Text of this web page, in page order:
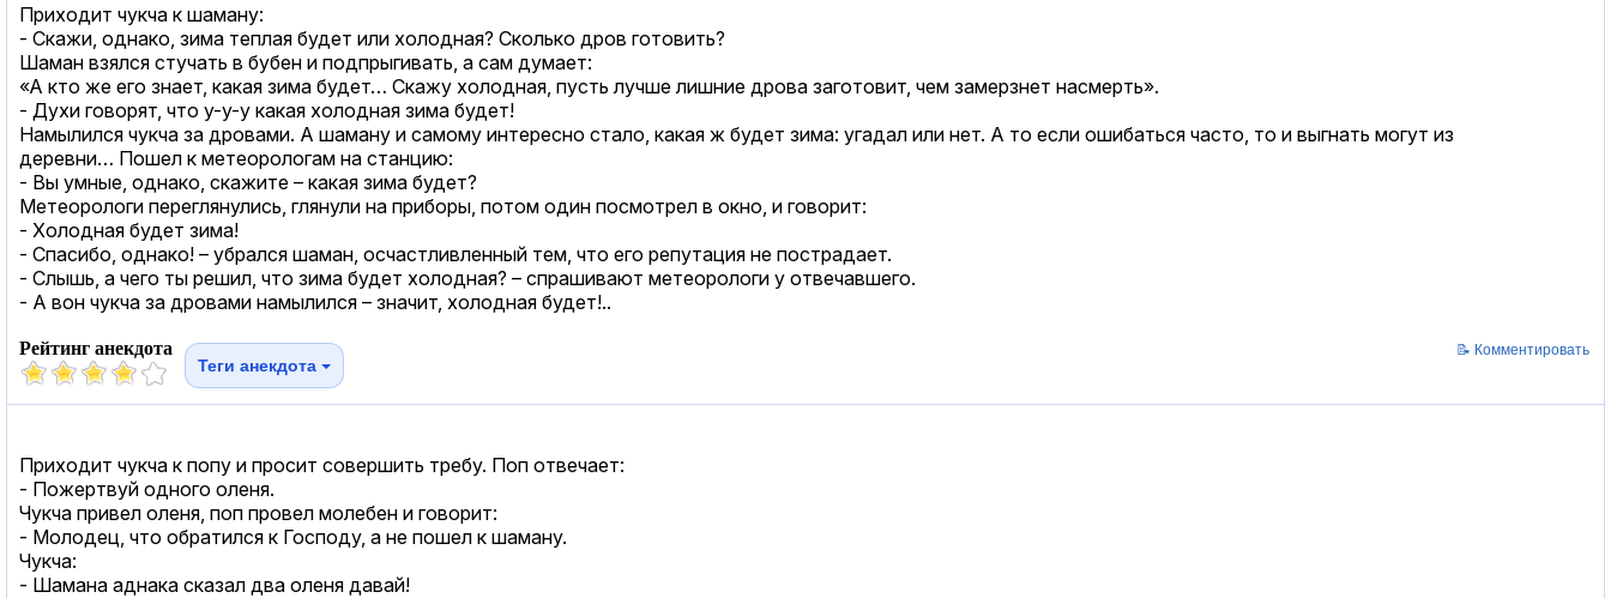
Приходит чукча к шаману:
- Скажи, однако, зима теплая будет или холодная? Сколько дров готовить?
Шаман взялся стучать в бубен и подпрыгивать, а сам думает:
«А кто же его знает, какая зима будет… Скажу холодная, пусть лучше лишние дрова заготовит, чем замерзнет насмерть».
- Духи говорят, что у-у-у какая холодная зима будет!
Намылился чукча за дровами. А шаману и самому интересно стало, какая ж будет зима: угадал или нет. А то если ошибаться часто, то и выгнать могут из
деревни… Пошел к метеорологам на станцию:
- Вы умные, однако, скажите – какая зима будет?
Метеорологи переглянулись, глянули на приборы, потом один посмотрел в окно, и говорит:
- Холодная будет зима!
- Спасибо, однако! – убрался шаман, осчастливленный тем, что его репутация не пострадает.
- Слышь, а чего ты решил, что зима будет холодная? – спрашивают метеорологи у отвечавшего.
- А вон чукча за дровами намылился – значит, холодная будет!..
Рейтинг анекдота
Теги анекдота
📝 Комментировать
Приходит чукча к попу и просит совершить требу. Поп отвечает:
- Пожертвуй одного оленя.
Чукча привел оленя, поп провел молебен и говорит:
- Молодец, что обратился к Господу, а не пошел к шаману.
Чукча:
- Шамана аднака сказал два оленя давай!